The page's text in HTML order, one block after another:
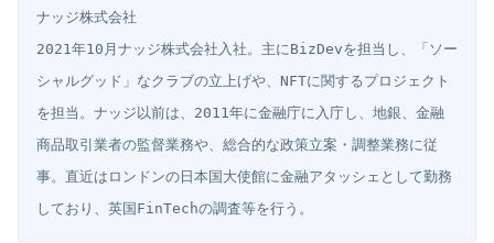
ナッジ株式会社
2021年10月ナッジ株式会社入社。主にBizDevを担当し、「ソー
シャルグッド」なクラブの立上げや、NFTに関するプロジェクト
を担当。ナッジ以前は、2011年に金融庁に入庁し、地銀、金融
商品取引業者の監督業務や、総合的な政策立案・調整業務に従
事。直近はロンドンの日本国大使館に金融アタッシェとして勤務
しており、英国FinTechの調査等を行う。